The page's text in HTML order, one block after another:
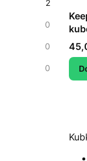
2
0
0
0